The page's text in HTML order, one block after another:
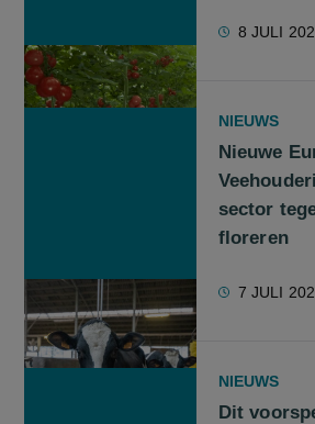
8 JULI
NIEUWS
Nieuwe
sector
floreren
7 JULI
NIEUWS
Dit